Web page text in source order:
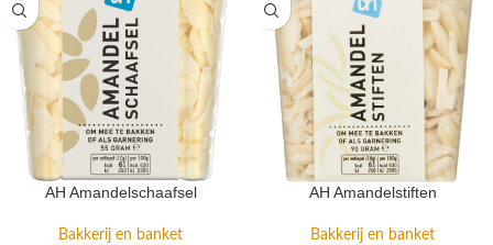
AH Amandelschaafsel
Bakkerij en banket
AH Amandelstiften
Bakkerij en banket